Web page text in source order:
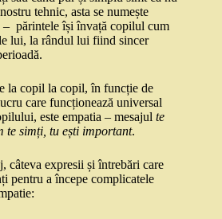
tehnic, asta se numește
– părintele își învață copilul cum
lui, la rândul lui fiind sincer
la copil la copil, în funcție de
care funcționează universal
este empatia – mesajul te
te simți, tu ești important.
câteva expresii și întrebări care
pentru a începe complicatele